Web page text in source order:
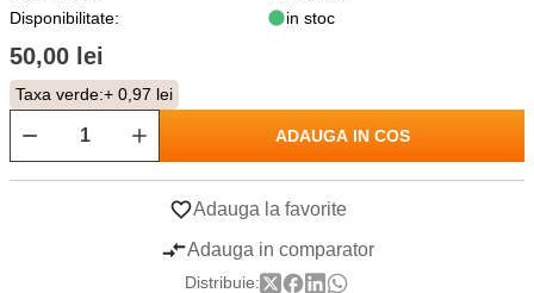
Disponibilitate:
in stoc
50,00 lei
Taxa verde:+ 0,97 lei
ADAUGA IN COS
Adauga la favorite
Adauga in comparator
Distribuie: